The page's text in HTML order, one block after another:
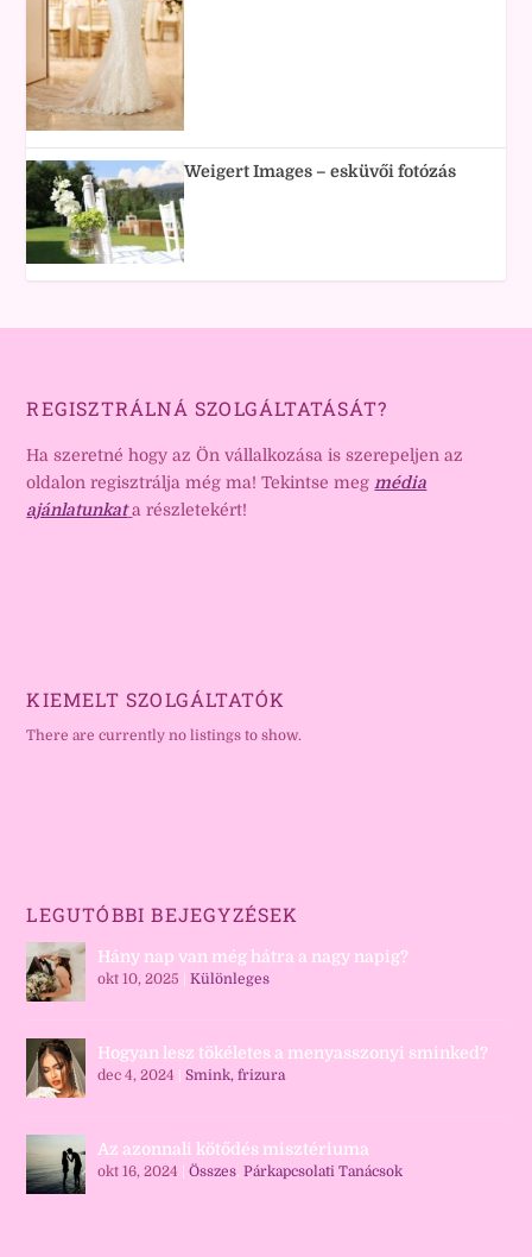
Weigert Images – esküvői fotózás
REGISZTRÁLNÁ SZOLGÁLTATÁSÁT?
Ha szeretné hogy az Ön vállalkozása is szerepeljen az
oldalon regisztrálja még ma! Tekintse megmédia
ajánlatunkat a részletekért!
KIEMELT SZOLGÁLTATÓK
There are currently no listings to show.
LEGUTÓBBI BEJEGYZÉSEK
Hány nap van még hátra a nagy napig?
okt 10, 2025 |Különleges
Hogyan lesz tökéletes a menyasszonyi sminked?
dec 4, 2024 |Smink, frizura
Az azonnali kötődés misztériuma
okt 16, 2024 |Összes,Párkapcsolati Tanácsok